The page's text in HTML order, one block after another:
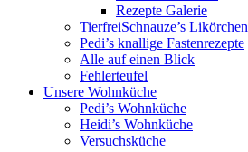
Rezepte Galerie
TierfreiSchnauze’s Likörchen
Pedi’s knallige Fastenrezepte
Alle auf einen Blick
Fehlerteufel
Unsere Wohnküche
Pedi’s Wohnküche
Heidi’s Wohnküche
Versuchsküche